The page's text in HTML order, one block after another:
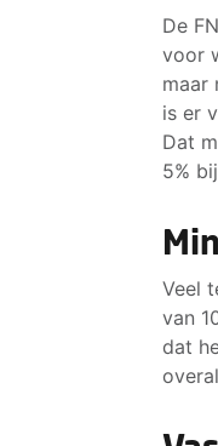
De
voor
maar
is er
Dat
5%
Veel
van
dat